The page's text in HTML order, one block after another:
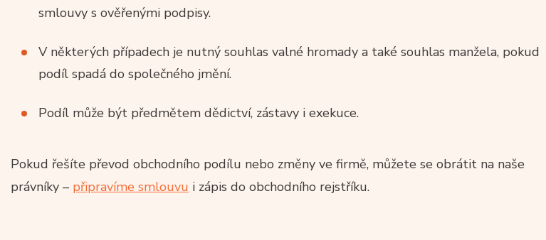
smlouvy s ověřenými podpisy.
V některých případech je nutný souhlas valné hromady a také souhlas manžela, pokud
podíl spadá do společného jmění.
Podíl může být předmětem dědictví, zástavy i exekuce.
Pokud řešíte převod obchodního podílu nebo změny ve firmě, můžete se obrátit na naše
právníky – připravíme smlouvu i zápis do obchodního rejstříku.